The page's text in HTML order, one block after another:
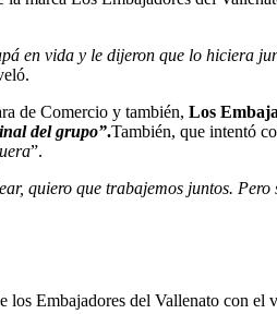
en vida y le dijeron que lo hiciera
de Comercio y también, Los
del grupo”.También, que intentó
”.
quiero que trabajemos juntos.
los Embajadores del Vallenato con el